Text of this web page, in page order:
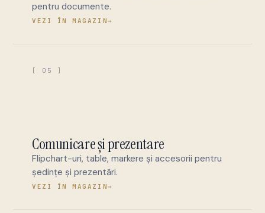
pentru documente.
VEZI ÎN MAGAZIN→
[ 05 ]
Comunicare și prezentare
Flipchart-uri, table, markere și accesorii pentru
ședințe și prezentări.
VEZI ÎN MAGAZIN→